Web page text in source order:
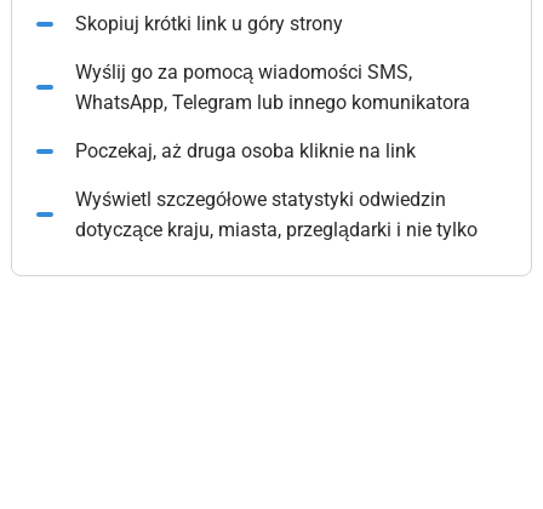
Skopiuj krótki link u góry strony
Wyślij go za pomocą wiadomości SMS,
WhatsApp, Telegram lub innego komunikatora
Poczekaj, aż druga osoba kliknie na link
Wyświetl szczegółowe statystyki odwiedzin
dotyczące kraju, miasta, przeglądarki i nie tylko